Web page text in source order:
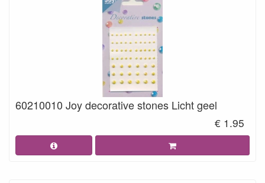
60210010 Joy decorative stones Licht geel
€ 1.95